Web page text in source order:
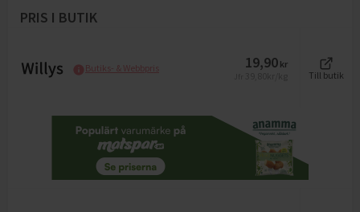
PRIS I BUTIK
Butiks- & Webbpris 19,90 kr
Till butik